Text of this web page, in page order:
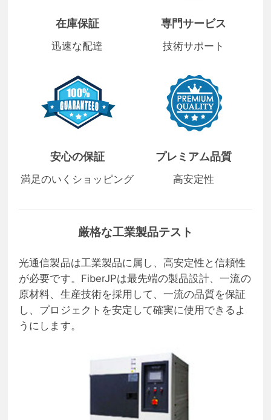
在庫保証
迅速な配達
専門サービス
技術サポート
安心の保証
満足のいくショッピング
プレミアム品質
高安定性
厳格な工業製品テスト
光通信製品は工業製品に属し、高安定性と信頼性
が必要です。FiberJPは最先端の製品設計、一流の
原材料、生産技術を採用して、一流の品質を保証
し、プロジェクトを安定して確実に使用できるよ
うにします。